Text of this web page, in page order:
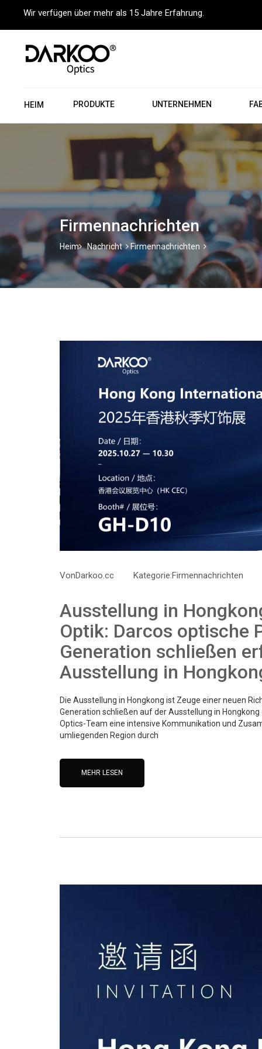
Wir verfügen über mehr als 15 Jahre Erfahrung.
HEIM PRODUKTE UNTERNEHMEN
Firmennachrichten
Heim Nachricht Firmennachrichten
VonDarkoo.cc Kategorie:Firmennachrichten
Ausstellung in
Optik: Darcos optische
Generation schließen
Ausstellung in
Die Ausstellung in Hongkong ist Zeuge einer neuen
Generation schließen auf der Ausstellung in
Optics-Team eine intensive Kommunikation und
umliegenden Region durch
MEHR LESEN